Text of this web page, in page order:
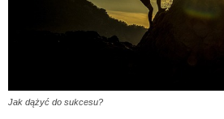
Jak dążyć do sukcesu?